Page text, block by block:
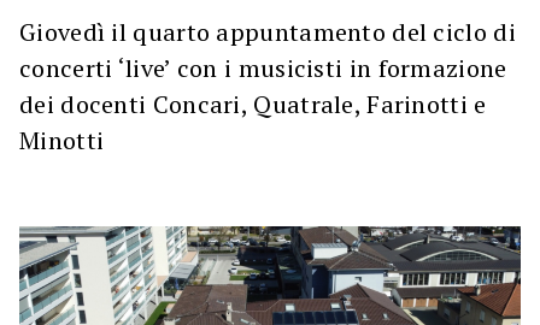
Giovedì il quarto appuntamento del ciclo di
concerti ‘live’ con i musicisti in formazione
dei docenti Concari, Quatrale, Farinotti e
Minotti